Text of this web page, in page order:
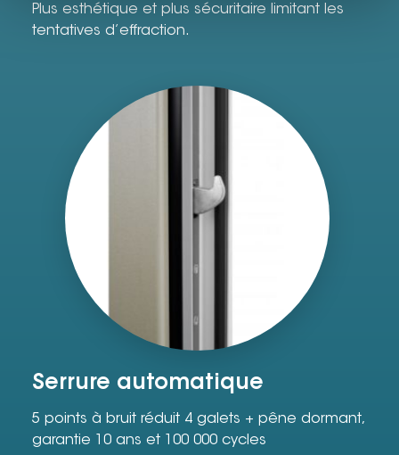
Plus esthétique et plus sécuritaire limitant les
tentatives d’effraction.
Serrure automatique
5 points à bruit réduit 4 galets + pêne dormant,
garantie 10 ans et 100 000 cycles